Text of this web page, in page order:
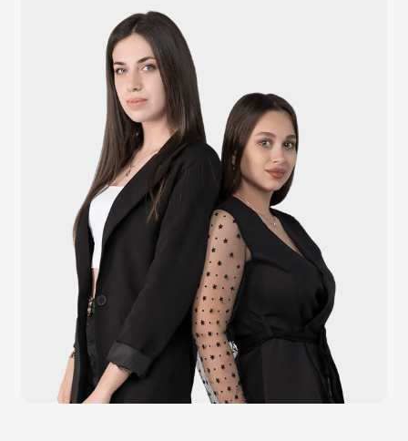
Видеонаблюдение
Принтеры чеков и этикеток
Услуги
О компании
Оплата и доставка
Штрихкодовое оборудование
Весовое оборудование
Счётчики валюты
Терминалы самообслуживания
Денежные ящики
Онлайн-кассы
Антикражные ворота
POS-компьютеры
POS-моноблоки
POS-мониторы